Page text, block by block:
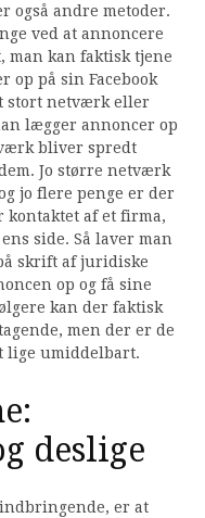
også andre metoder.
ved at annoncere
man kan faktisk tjene
op på sin Facebook
stort netværk eller
lægger annoncer op
bliver spredt
Jo større netværk
jo flere penge er der
kontaktet af et firma,
side. Så laver man
skrift af juridiske
op og få sine
kan der faktisk
men der er de
lige umiddelbart.
deslige
er at